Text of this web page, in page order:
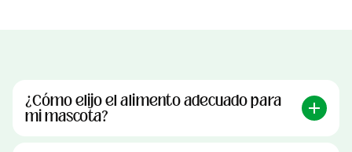
¿Cómo elijo el alimento adecuado para
mi mascota?